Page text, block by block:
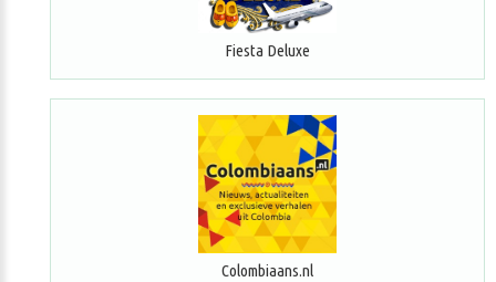
Fiesta Deluxe
Colombiaans.nl